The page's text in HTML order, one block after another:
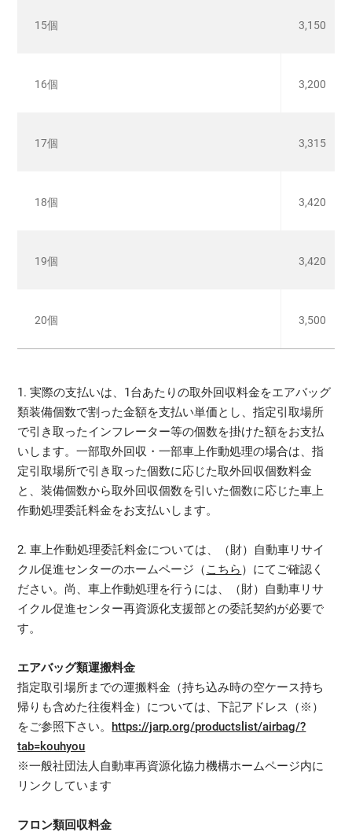
15個
16個
17個
18個
19個
20個
3,150
3,200
3,315
3,420
3,420
3,500
1. 実際の支払いは、1台あたりの取外回収料金をエアバッグ
類装備個数で割った金額を支払い単価とし、指定引取場所
で引き取ったインフレーター等の個数を掛けた額をお支払
いします。一部取外回収・一部車上作動処理の場合は、指
定引取場所で引き取った個数に応じた取外回収個数料金
と、装備個数から取外回収個数を引いた個数に応じた車上
作動処理委託料金をお支払いします。
2. 車上作動処理委託料金については、（財）自動車リサイ
クル促進センターのホームページ（ こちら ）にてご確認く
ださい。尚、車上作動処理を行うには、（財）自動車リサ
イクル促進センター再資源化支援部との委託契約が必要で
す。
エアバッグ類運搬料金
指定取引場所までの運搬料金（持ち込み時の空ケース持ち
帰りも含めた往復料金）については、下記アドレス（※）
をご参照下さい。https://jarp.org/productslist/airbag/?
tab=kouhyou
※一般社団法人自動車再資源化協力機構ホームページ内に
リンクしています
フロン類回収料金